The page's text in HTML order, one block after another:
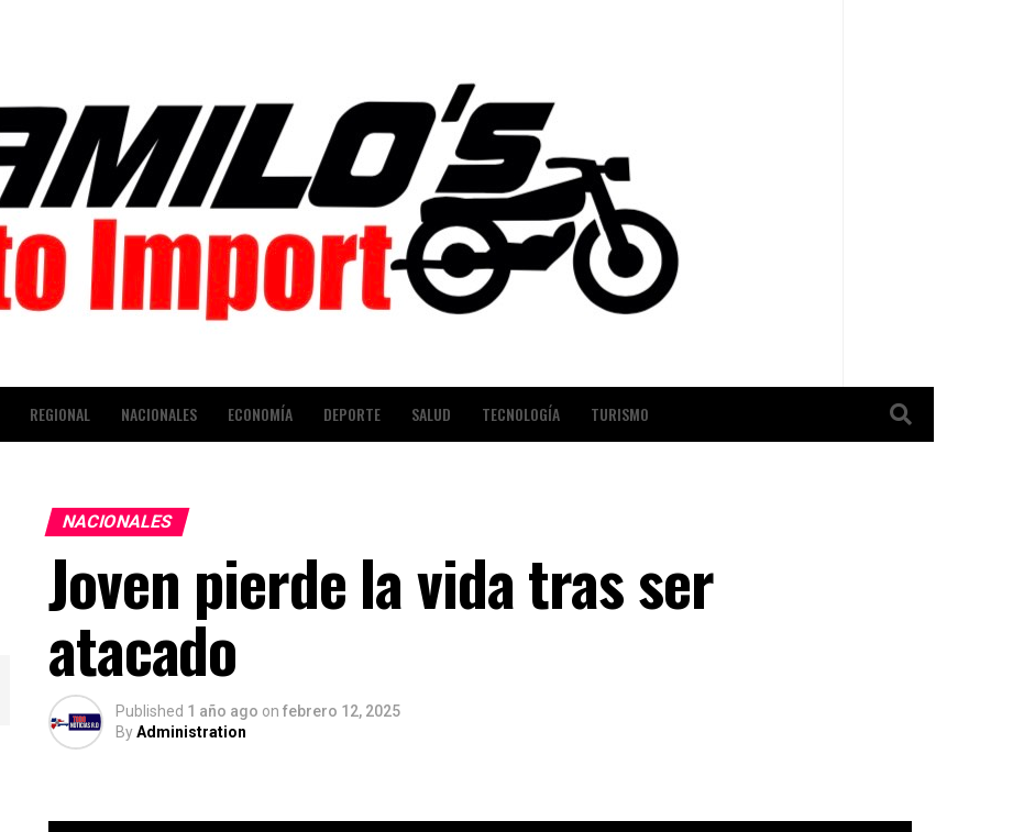
REGIONAL NACIONALES ECONOMÍA DEPORTE SALUD TECNOLOGÍA TURISMO
NACIONALES
Joven pierde la vida tras ser
atacado
Published 1 año ago on febrero 12, 2025
ByAdministration